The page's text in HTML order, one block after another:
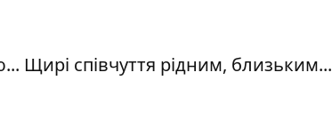
Щирі співчуття рідним, близьким...